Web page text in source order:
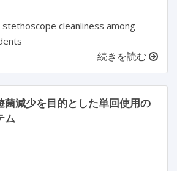
stethoscope cleanliness among
続きを読む
菌減少を目的とした単回使用の
ム